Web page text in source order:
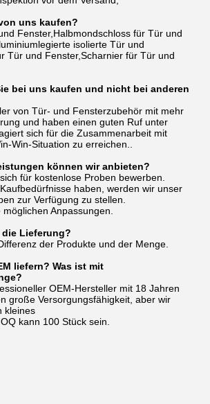
uns kaufen?
Fenster,Halbmondschloss für Tür und
isolierte Tür und
Tür und Fenster,Scharnier für Tür und
bei uns kaufen und nicht bei anderen
von Tür- und Fensterzubehör mit mehr
und haben einen guten Ruf unter
sich für die Zusammenarbeit mit
Win-Situation zu erreichen..
können wir anbieten?
für kostenlose Proben bewerben.
haben, werden wir unser
zur Verfügung zu stellen.
Anpassungen.
die Lieferung?
der Produkte und der Menge.
liefern? Was ist mit
OEM-Hersteller mit 18 Jahren
große Versorgungsfähigkeit, aber wir
kleines
kann 100 Stück sein.